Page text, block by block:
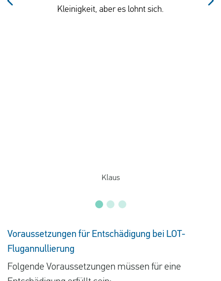
Kleinigkeit, aber es lohnt sich.
Klaus
Voraussetzungen für Entschädigung bei LOT-
Flugannullierung
Folgende Voraussetzungen müssen für eine